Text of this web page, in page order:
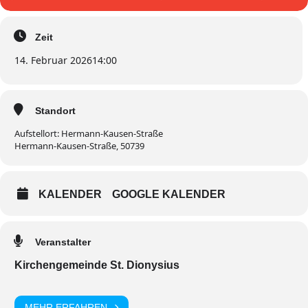
Zeit
14. Februar 202614:00
Standort
Aufstellort: Hermann-Kausen-Straße
Hermann-Kausen-Straße, 50739
KALENDER GOOGLE KALENDER
Veranstalter
Kirchengemeinde St. Dionysius